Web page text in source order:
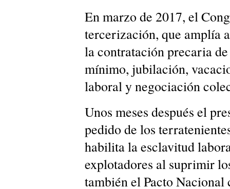
En marzo de 2017, el
tercerización, que amplía
la contratación precaria
mínimo, jubilación,
laboral y negociación
Unos meses después el
pedido de los
habilita la esclavitud
explotadores al suprimir
también el Pacto